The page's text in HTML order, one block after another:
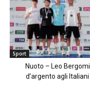
Sport
Nuoto – Leo Bergomi
d’argento agli Italiani